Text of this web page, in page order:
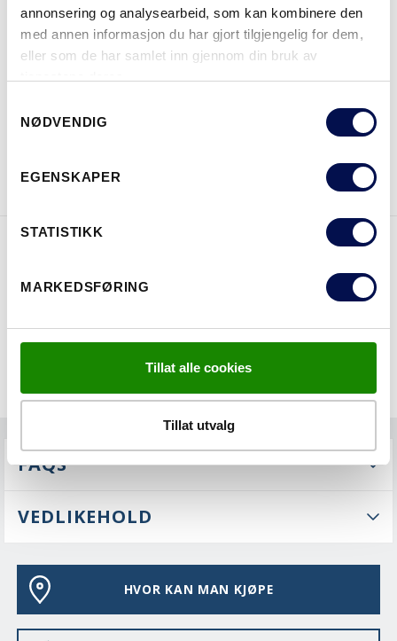
annonsering og analysearbeid, som kan kombinere den
med annen informasjon du har gjort tilgjengelig for dem,
eller som de har samlet inn gjennom din bruk av
Selection
NØDVENDIG
EGENSKAPER
STATISTIKK
MARKEDSFØRING
Tillat alle cookies
Tillat utvalg
FAQS
VEDLIKEHOLD
HVOR KAN MAN KJØPE